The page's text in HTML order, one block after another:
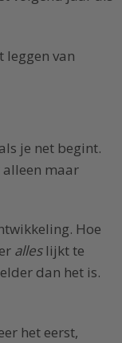
leggen van
je net begint.
alleen maar
Hoe
alleslijkt te
dan het is.
het eerst,